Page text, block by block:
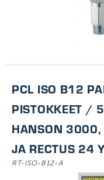
PCL ISO B12
PISTOKKEET /
HANSON 3000,
JA RECTUS 24
RT-ISO-B12-A